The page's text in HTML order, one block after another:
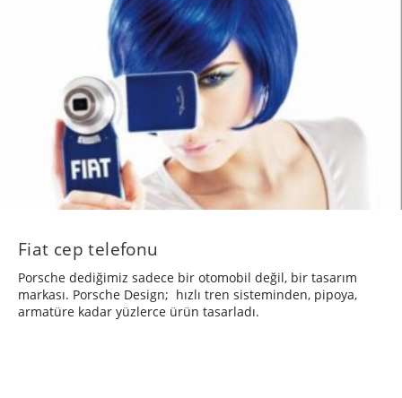
Fiat cep telefonu
Porsche dediğimiz sadece bir otomobil değil, bir tasarım
markası. Porsche Design; hızlı tren sisteminden, pipoya,
armatüre kadar yüzlerce ürün tasarladı.